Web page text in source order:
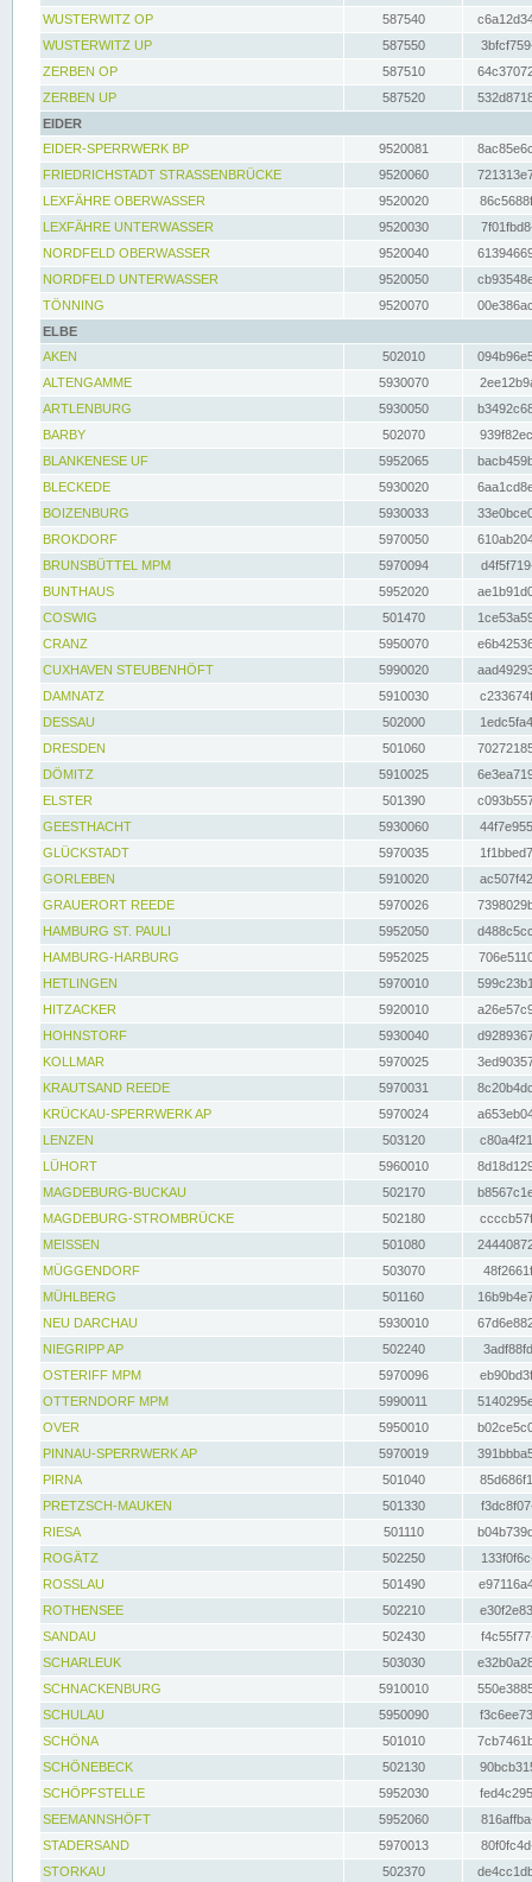
WUSTERWITZ OP
587540
WUSTERWITZ UP
587550
ZERBEN OP
587510
ZERBEN UP
587520
EIDER
EIDER-SPERRWERK BP
9520081
FRIEDRICHSTADT STRASSENBRÜCKE
9520060
LEXFÄHRE OBERWASSER
9520020
LEXFÄHRE UNTERWASSER
9520030
NORDFELD OBERWASSER
9520040
NORDFELD UNTERWASSER
9520050
TÖNNING
9520070
ELBE
AKEN
502010
ALTENGAMME
5930070
ARTLENBURG
5930050
BARBY
502070
BLANKENESE UF
5952065
BLECKEDE
5930020
BOIZENBURG
5930033
BROKDORF
5970050
BRUNSBÜTTEL MPM
5970094
BUNTHAUS
5952020
COSWIG
501470
CRANZ
5950070
CUXHAVEN STEUBENHÖFT
5990020
DAMNATZ
5910030
DESSAU
502000
DRESDEN
501060
DÖMITZ
5910025
ELSTER
501390
GEESTHACHT
5930060
GLÜCKSTADT
5970035
GORLEBEN
5910020
GRAUERORT REEDE
5970026
HAMBURG ST. PAULI
5952050
HAMBURG-HARBURG
5952025
HETLINGEN
5970010
HITZACKER
5920010
HOHNSTORF
5930040
KOLLMAR
5970025
KRAUTSAND REEDE
5970031
KRÜCKAU-SPERRWERK AP
5970024
LENZEN
503120
LÜHORT
5960010
MAGDEBURG-BUCKAU
502170
MAGDEBURG-STROMBRÜCKE
502180
MEISSEN
501080
MÜGGENDORF
503070
MÜHLBERG
501160
NEU DARCHAU
5930010
NIEGRIPP AP
502240
OSTERIFF MPM
5970096
OTTERNDORF MPM
5990011
OVER
5950010
PINNAU-SPERRWERK AP
5970019
PIRNA
501040
PRETZSCH-MAUKEN
501330
RIESA
501110
ROGÄTZ
502250
ROSSLAU
501490
ROTHENSEE
502210
SANDAU
502430
SCHARLEUK
503030
SCHNACKENBURG
5910010
SCHULAU
5950090
SCHÖNA
501010
SCHÖNEBECK
502130
SCHÖPFSTELLE
5952030
SEEMANNSHÖFT
5952060
STADERSAND
5970013
STORKAU
502370